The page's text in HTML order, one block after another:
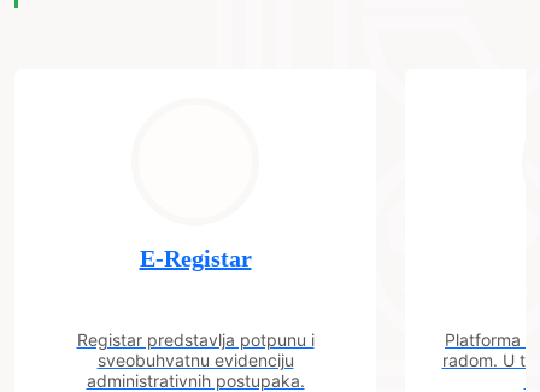
E-Registar
Registar predstavlja potpunu i
sveobuhvatnu evidenciju
administrativnih postupaka.
Platforma
radom. U